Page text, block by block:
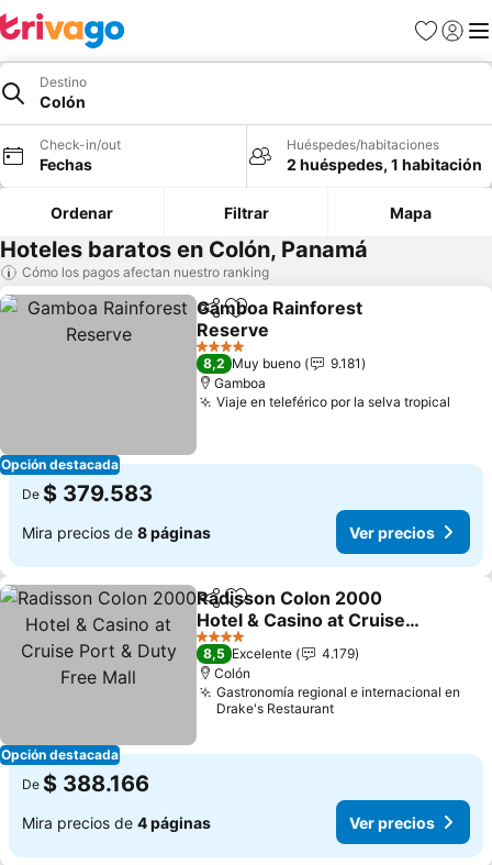
Favoritos
Iniciar
Destino
Colón
Check-in/out
Fechas
Huéspedes/habitaciones
2 huéspedes, 1 habitación
Ordenar Filtrar Mapa
Hoteles baratos en Colón, Panamá
Cómo los pagos afectan nuestro ranking
Opción destacada
CompartirAgregar a favoritos
Gamboa Rainforest
Reserve
4 Estrellas
8,2 Muy bueno
9.181
Gamboa
Viaje en teleférico por la selva tropical
De $ 379.583
Mira precios de 8 páginas Ver precios
Opción destacada
CompartirAgregar a favoritos
Radisson Colon 2000
Hotel & Casino at Cruise
Port & Duty Free Mall
4 Estrellas
8,5 Excelente
4.179
Colón
Gastronomía regional e internacional en
Drake's Restaurant
De $ 388.166
Mira precios de 4 páginas Ver precios